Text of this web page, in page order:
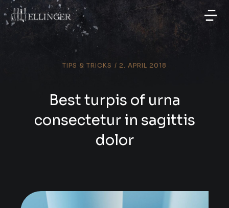
TIPS & TRICKS / 2. APRIL 2018
Best turpis of urna
consectetur in sagittis
dolor